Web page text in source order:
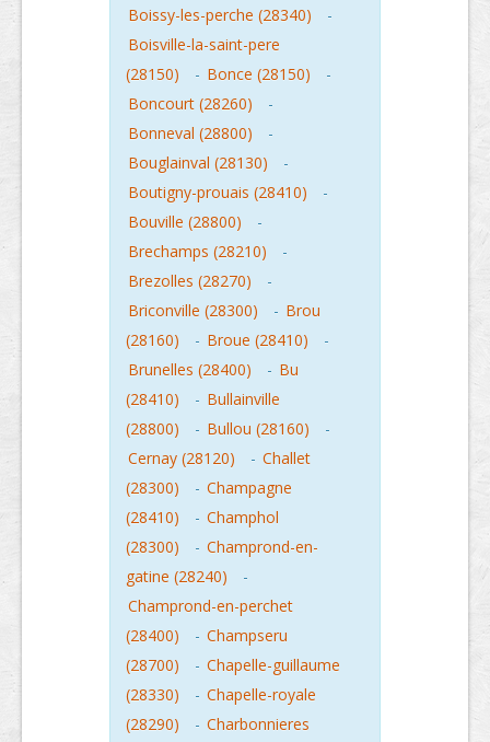
Boissy-les-perche (28340)
-
Boisville-la-saint-pere
(28150)
- Bonce (28150)
-
Boncourt (28260)
-
Bonneval (28800)
-
Bouglainval (28130)
-
Boutigny-prouais (28410)
-
Bouville (28800)
-
Brechamps (28210)
-
Brezolles (28270)
-
Briconville (28300)
- Brou
(28160)
- Broue (28410)
-
Brunelles (28400)
- Bu
(28410)
- Bullainville
(28800)
- Bullou (28160)
-
Cernay (28120)
- Challet
(28300)
- Champagne
(28410)
- Champhol
(28300)
- Champrond-en-
gatine (28240)
-
Champrond-en-perchet
(28400)
- Champseru
(28700)
- Chapelle-guillaume
(28330)
- Chapelle-royale
(28290)
- Charbonnieres